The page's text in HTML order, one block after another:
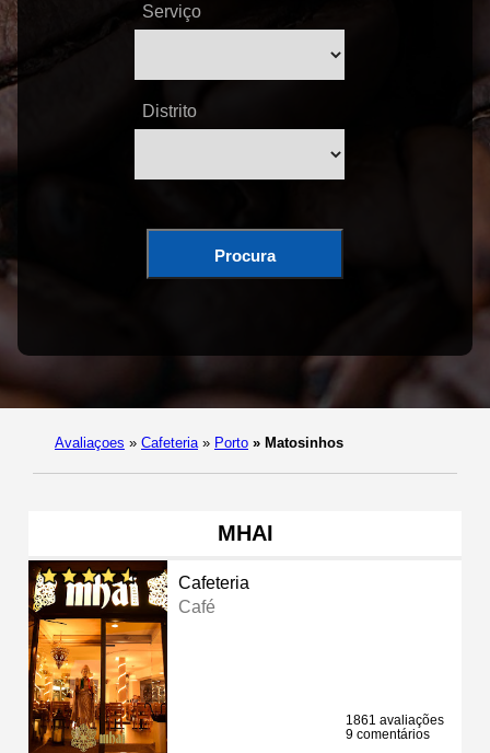
Serviço
Distrito
Procura
Avaliaçoes » Cafeteria » Porto » Matosinhos
MHAI
Cafeteria
Café
1861 avaliações
9 comentários